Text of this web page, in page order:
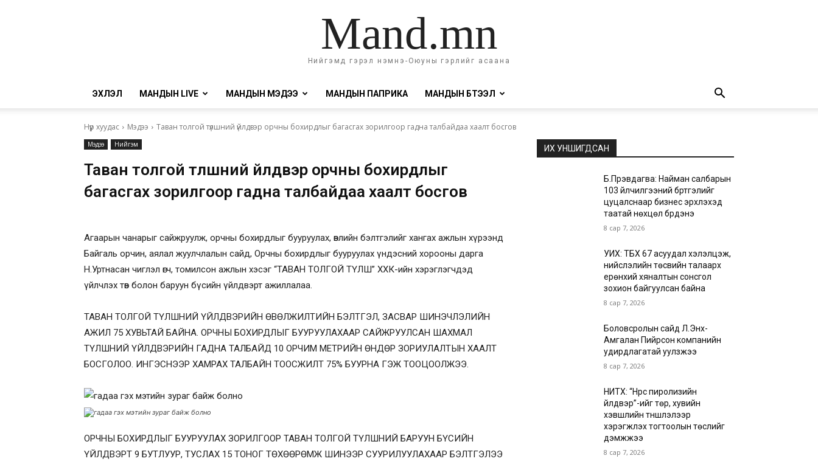
Mand.mn
Нийгэмд гэрэл нэмнэ-Оюуны гэрлийг асаана
ЭХЛЭЛ МАНДЫН LIVE МАНДЫН МЭДЭЭ МАНДЫН ПАПРИКА МАНДЫН БҮТЭЭЛ
Нүүр хуудас Мэдээ Таван толгой түлшний үйлдвэр орчны бохирдлыг багасгах зорилгоор гадна талбайдаа хаалт босгов
Мэдээ Нийгэм
Таван толгой түлшний үйлдвэр орчны бохирдлыг
багасгах зорилгоор гадна талбайдаа хаалт босгов
Агаарын чанарыг сайжруулж, орчны бохирдлыг бууруулах, өвлийн бэлтгэлийг хангах ажлын хүрээнд
Байгаль орчин, аялал жуулчлалын сайд, Орчны бохирдлыг бууруулах үндэсний хорооны дарга
Н.Уртнасан чиглэл өгч, томилсон ажлын хэсэг “ТАВАН ТОЛГОЙ ТҮЛШ” ХХК-ийн хэрэглэгчдэд
үйлчлэх төв болон баруун бүсийн үйлдвэрт ажиллалаа.
ТАВАН ТОЛГОЙ ТҮЛШНИЙ ҮЙЛДВЭРИЙН ӨВӨЛЖИЛТИЙН БЭЛТГЭЛ, ЗАСВАР ШИНЭЧЛЭЛИЙН
АЖИЛ 75 ХУВЬТАЙ БАЙНА. ОРЧНЫ БОХИРДЛЫГ БУУРУУЛАХААР САЙЖРУУЛСАН ШАХМАЛ
ТҮЛШНИЙ ҮЙЛДВЭРИЙН ГАДНА ТАЛБАЙД 10 ОРЧИМ МЕТРИЙН ӨНДӨР ЗОРИУЛАЛТЫН ХААЛТ
БОСГОЛОО. ИНГЭСНЭЭР ХАМРАХ ТАЛБАЙН ТООСЖИЛТ 75% БУУРНА ГЭЖ ТООЦООЛЖЭЭ.
ОРЧНЫ БОХИРДЛЫГ БУУРУУЛАХ ЗОРИЛГООР ТАВАН ТОЛГОЙ ТҮЛШНИЙ БАРУУН БҮСИЙН
ҮЙЛДВЭРТ 9 БУТЛУУР, ТУСЛАХ 15 ТОНОГ ТӨХӨӨРӨМЖ ШИНЭЭР СУУРИЛУУЛАХААР БЭЛТГЭЛЭЭ
ИХ УНШИГДСАН
Б.Пүрэвдагва: Найман салбарын
103 үйлчилгээний бүртгэлийг
цуцалснаар бизнес эрхлэхэд
таатай нөхцөл бүрдэнэ
8 сар 7, 2026
УИХ: ТБХ 67 асуудал хэлэлцэж,
нийслэлийн төсвийн талаарх
ерөнхий хяналтын сонсгол
зохион байгуулсан байна
8 сар 7, 2026
Боловсролын сайд Л.Энх-
Амгалан Пийрсон компанийн
удирдлагатай уулзжээ
8 сар 7, 2026
НИТХ: “Нүүрс пиролизийн
үйлдвэр”-ийг төр, хувийн
хэвшлийн түншлэлээр
хэрэгжүүлэх тогтоолын төслийг
дэмжжээ
8 сар 7, 2026